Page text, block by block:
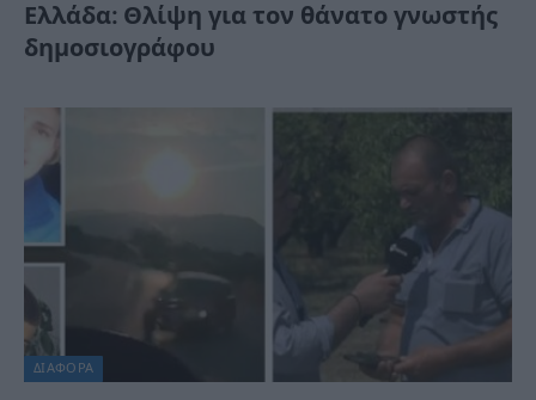
Ελλάδα: Θλίψη για τον θάνατο γνωστής
δημοσιογράφου
ΔΙΆΦΟΡΑ